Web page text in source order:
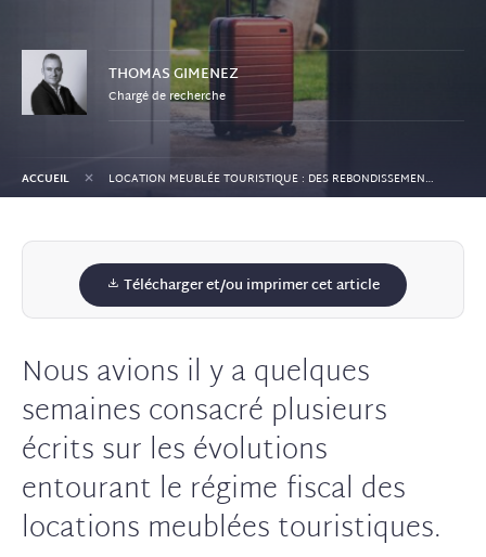
THOMASGIMENEZ
Chargé de recherche
ACCUEIL + LOCATION MEUBLÉE TOURISTIQUE : DES REBONDISSEMENTS QUI N’EN FINISSENT PAS D’ÉTONNER !
Télécharger et/ou imprimer cet article
Nous avions il y a quelques
semaines consacré plusieurs
écrits sur les évolutions
entourant le régime fiscal des
locations meublées touristiques.